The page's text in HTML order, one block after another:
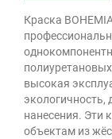
Краска
высокая
экологичность,
нанесения. Эти
объектам из